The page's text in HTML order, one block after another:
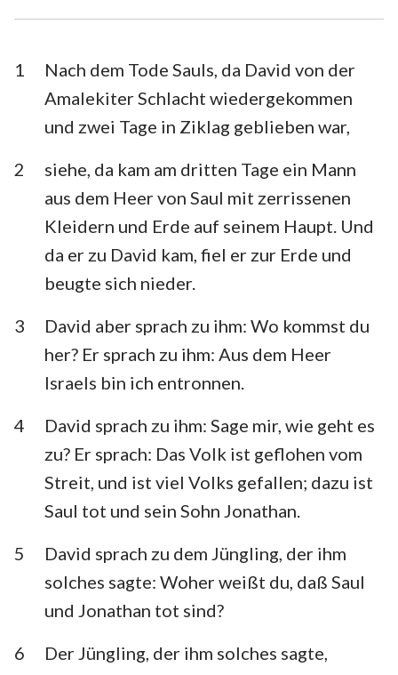
Esra Nehemia
Esther Hiob
Psalm Sprüche
Hohelied
Jesaja Jeremia
Klagelieder Hesekiel
Daniel Hosea
Obadja Jona
Micha Nahum
Habakuk Zephanja
Haggai Sacharja
Maleachi
1
Nach dem Tode Sauls, da David von der
Amalekiter Schlacht wiedergekommen
und zwei Tage in Ziklag geblieben war,
2
siehe, da kam am dritten Tage ein Mann
aus dem Heer von Saul mit zerrissenen
Kleidern und Erde auf seinem Haupt. Und
da er zu David kam, fiel er zur Erde und
beugte sich nieder.
3
David aber sprach zu ihm: Wo kommst du
her? Er sprach zu ihm: Aus dem Heer
Israels bin ich entronnen.
4
David sprach zu ihm: Sage mir, wie geht es
zu? Er sprach: Das Volk ist geflohen vom
Streit, und ist viel Volks gefallen; dazu ist
Saul tot und sein Sohn Jonathan.
5
David sprach zu dem Jüngling, der ihm
solches sagte: Woher weißt du, daß Saul
und Jonathan tot sind?
6
Der Jüngling, der ihm solches sagte,